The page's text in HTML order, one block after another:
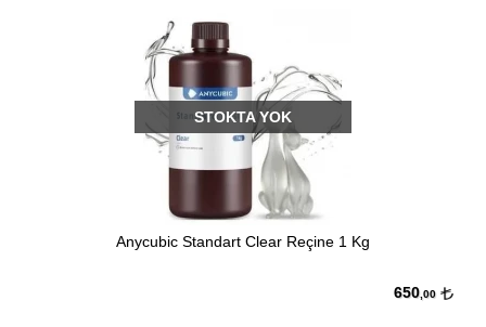
STOKTA YOK
Anycubic Standart Clear Reçine 1 Kg
650 ,00